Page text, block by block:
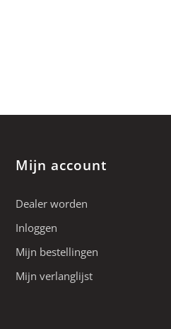
Mijn account
Dealer worden
Inloggen
Mijn bestellingen
Mijn verlanglijst